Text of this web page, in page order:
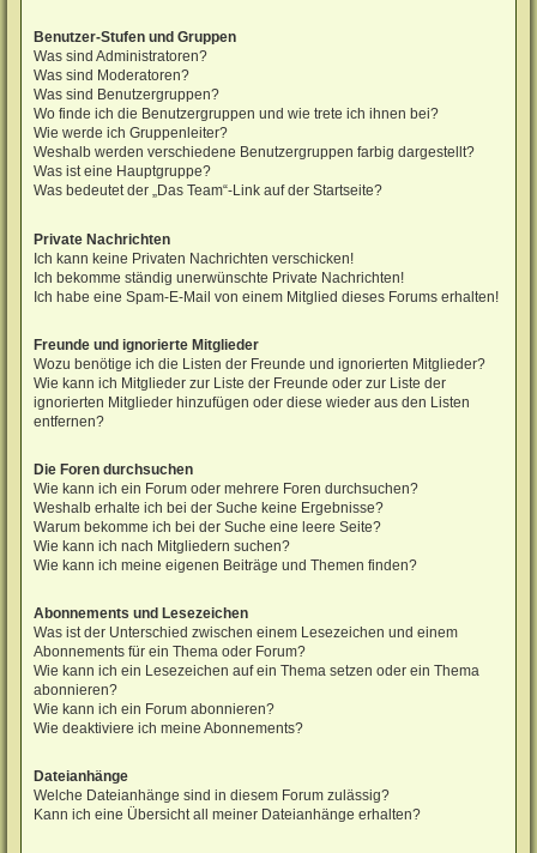
Benutzer-Stufen und Gruppen
Was sind Administratoren?
Was sind Moderatoren?
Was sind Benutzergruppen?
Wo finde ich die Benutzergruppen und wie trete ich ihnen bei?
Wie werde ich Gruppenleiter?
Weshalb werden verschiedene Benutzergruppen farbig dargestellt?
Was ist eine Hauptgruppe?
Was bedeutet der „Das Team“-Link auf der Startseite?
Private Nachrichten
Ich kann keine Privaten Nachrichten verschicken!
Ich bekomme ständig unerwünschte Private Nachrichten!
Ich habe eine Spam-E-Mail von einem Mitglied dieses Forums erhalten!
Freunde und ignorierte Mitglieder
Wozu benötige ich die Listen der Freunde und ignorierten Mitglieder?
Wie kann ich Mitglieder zur Liste der Freunde oder zur Liste der
ignorierten Mitglieder hinzufügen oder diese wieder aus den Listen
entfernen?
Die Foren durchsuchen
Wie kann ich ein Forum oder mehrere Foren durchsuchen?
Weshalb erhalte ich bei der Suche keine Ergebnisse?
Warum bekomme ich bei der Suche eine leere Seite?
Wie kann ich nach Mitgliedern suchen?
Wie kann ich meine eigenen Beiträge und Themen finden?
Abonnements und Lesezeichen
Was ist der Unterschied zwischen einem Lesezeichen und einem
Abonnements für ein Thema oder Forum?
Wie kann ich ein Lesezeichen auf ein Thema setzen oder ein Thema
abonnieren?
Wie kann ich ein Forum abonnieren?
Wie deaktiviere ich meine Abonnements?
Dateianhänge
Welche Dateianhänge sind in diesem Forum zulässig?
Kann ich eine Übersicht all meiner Dateianhänge erhalten?